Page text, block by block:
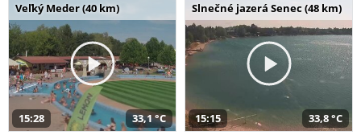
Veľký Meder (40 km)
15:28 33,1 °C
Slnečné jazerá Senec (48 km)
15:15 33,8 °C